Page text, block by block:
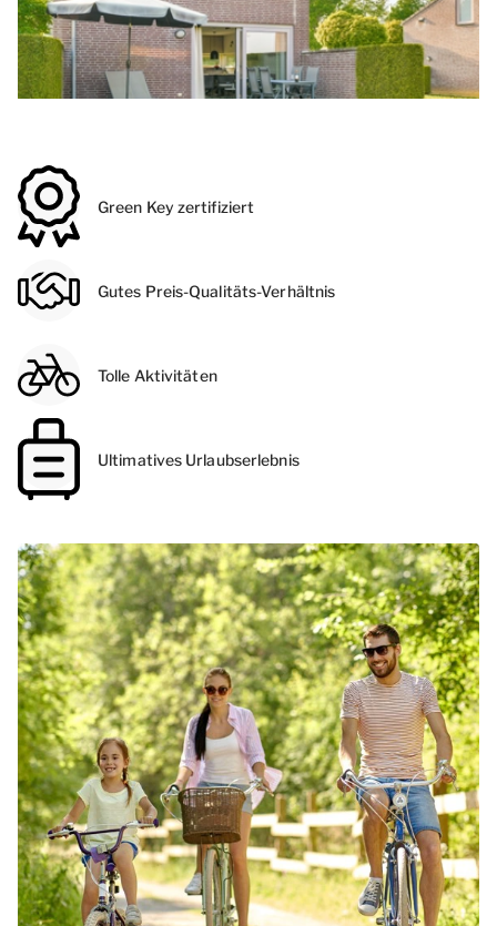
Green Key zertifiziert
Gutes Preis-Qualitäts-Verhältnis
Tolle Aktivitäten
Ultimatives Urlaubserlebnis